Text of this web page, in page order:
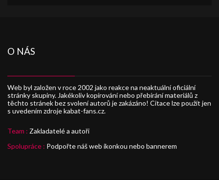
O NÁS
Web byl založen v roce 2002 jako reakce na neaktuální oficiální
stránky skupiny. Jakékoliv kopírování nebo přebírání materiálů z
těchto stránek bez svolení autorů je zakázáno! Citace lze použít jen
s uvedením zdroje kabat-fans.cz.
Team : Zakladatelé a autoři
Spolupráce : Podpořte náš web ikonkou nebo bannerem